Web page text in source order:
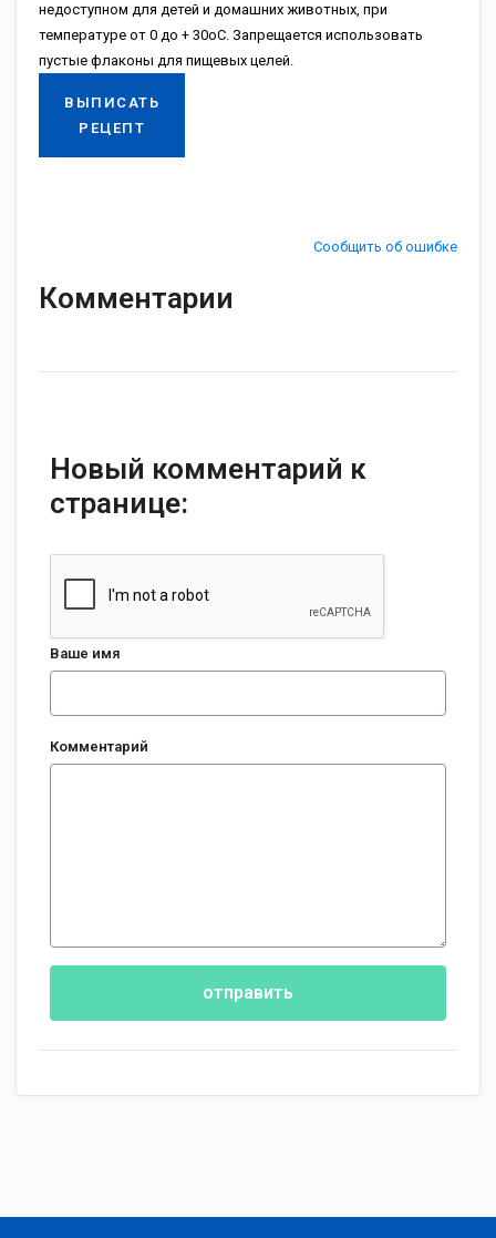
недоступном для детей и домашних животных, при
температуре от 0 до + 30оС. Запрещается использовать
пустые флаконы для пищевых целей.
ВЫПИСАТЬ
РЕЦЕПТ
Сообщить об ошибке
Комментарии
Новый комментарий к
странице:
Ваше имя
Комментарий
отправить